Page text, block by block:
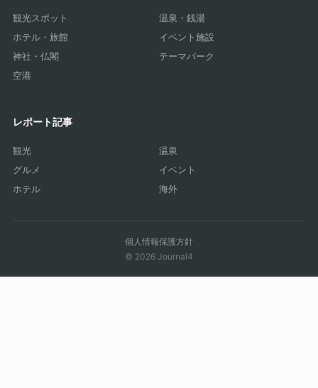
観光スポット
温泉・銭湯
ホテル・旅館
イベント施設
神社・仏閣
テーマパーク
空港
レポート記事
観光
温泉
グルメ
イベント
ホテル
海外
個人情報保護方針
© 2026 Journal4